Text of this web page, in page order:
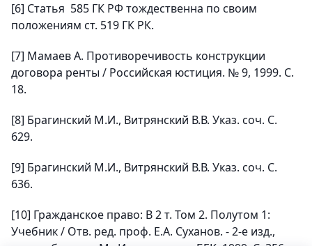
[6] Статья 585 ГК РФ тождественна по своим
положениям ст. 519 ГК РК.
[7] Мамаев А. Противоречивость конструкции
договора ренты / Российская юстиция. № 9, 1999. С.
18.
[8] Брагинский М.И., Витрянский В.В. Указ. соч. С.
629.
[9] Брагинский М.И., Витрянский В.В. Указ. соч. С.
636.
[10] Гражданское право: В 2 т. Том 2. Полутом 1:
Учебник / Отв. ред. проф. Е.А. Суханов. - 2-е изд.,